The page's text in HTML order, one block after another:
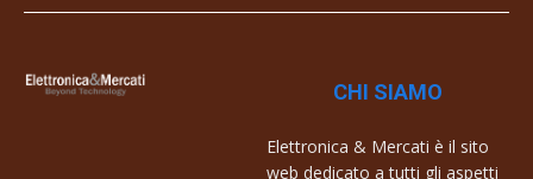
CHI SIAMO
Elettronica & Mercati è il sito
web dedicato a tutti gli aspetti